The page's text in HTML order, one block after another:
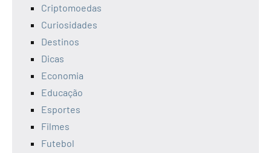
Criptomoedas
Curiosidades
Destinos
Dicas
Economia
Educação
Esportes
Filmes
Futebol